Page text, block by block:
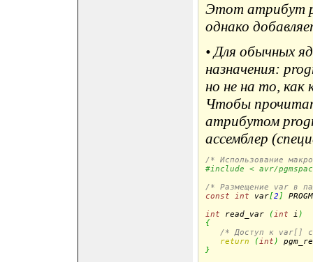
Этот атрибут
однако
• Для обычных
назначения:
но не на то,
Чтобы
атрибутом
ассемблер
/* Использование
#include < avr/
/* Размещение var в
const
int var[2 ]
int read_var (int i)
{
/* Доступ к var[] с
return
(int)
}